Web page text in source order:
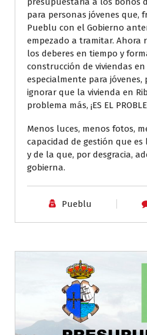
para personas jóvenes que,
Pueblu con el Gobierno
empezado a tramitar. Ahora
los deberes en tiempo y
construcción de viviendas
especialmente para
ignorar que la vivienda en
problema más, ¡ES EL
Menos luces, menos fotos,
capacidad de gestión que
y de la que, por desgracia,
gobierna.
Pueblu